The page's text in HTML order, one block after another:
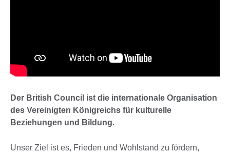
Der British Council ist die internationale Organisation
des Vereinigten Königreichs für kulturelle
Beziehungen und Bildung.
Unser Ziel ist es, Frieden und Wohlstand zu fördern,